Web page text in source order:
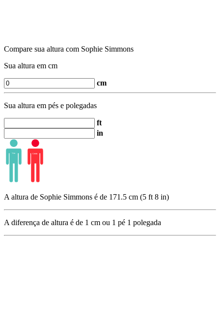
Compare sua altura com Sophie Simmons
Sua altura em cm
cm
Sua altura em pés e polegadas
ft
in
A altura de Sophie Simmons é de 171.5 cm (5 ft 8 in)
A diferença de altura é de 1 cm ou 1 pé 1 polegada